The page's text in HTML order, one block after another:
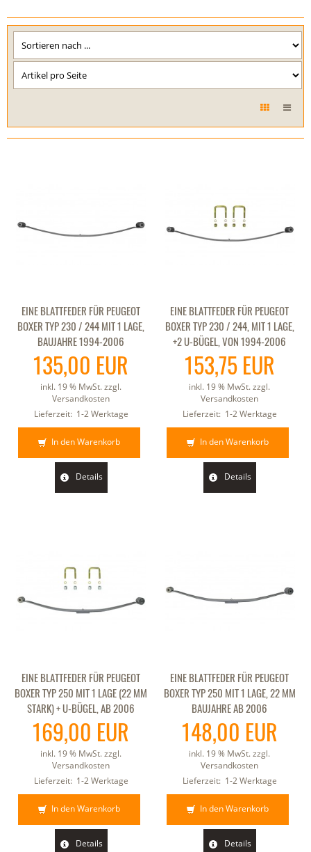
EINE BLATTFEDER FÜR PEUGEOT
BOXER TYP 230 / 244 MIT 1 LAGE,
BAUJAHRE 1994-2006
135,00 EUR
inkl. 19 % MwSt. zzgl.
Versandkosten
Lieferzeit: 1-2 Werktage
In den Warenkorb
Details
EINE BLATTFEDER FÜR PEUGEOT
BOXER TYP 230 / 244, MIT 1 LAGE,
+2 U-BÜGEL, VON 1994-2006
153,75 EUR
inkl. 19 % MwSt. zzgl.
Versandkosten
Lieferzeit: 1-2 Werktage
In den Warenkorb
Details
EINE BLATTFEDER FÜR PEUGEOT
BOXER TYP 250 MIT 1 LAGE (22 MM
STARK) + U-BÜGEL, AB 2006
169,00 EUR
inkl. 19 % MwSt. zzgl.
Versandkosten
Lieferzeit: 1-2 Werktage
In den Warenkorb
Details
EINE BLATTFEDER FÜR PEUGEOT
BOXER TYP 250 MIT 1 LAGE, 22 MM
BAUJAHRE AB 2006
148,00 EUR
inkl. 19 % MwSt. zzgl.
Versandkosten
Lieferzeit: 1-2 Werktage
In den Warenkorb
Details